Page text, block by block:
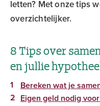
letten? Met onze tips
overzichtelijker.
8 Tips over
en jullie
Bereken wat je
Eigen geld nodig